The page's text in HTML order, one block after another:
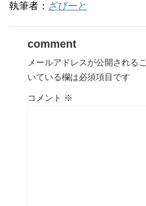
執筆者： ざびーと
comment
メールアドレスが公開される
いている欄は必須項目です
コメント ※